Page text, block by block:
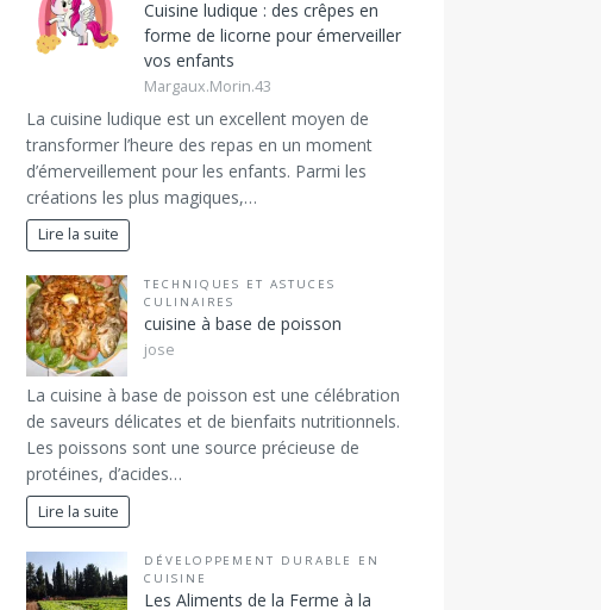
Cuisine ludique : des crêpes en
forme de licorne pour émerveiller
vos enfants
Margaux.Morin.43
La cuisine ludique est un excellent moyen de
transformer l’heure des repas en un moment
d’émerveillement pour les enfants. Parmi les
créations les plus magiques,…
Lire la suite
TECHNIQUES ET ASTUCES
CULINAIRES
cuisine à base de poisson
jose
La cuisine à base de poisson est une célébration
de saveurs délicates et de bienfaits nutritionnels.
Les poissons sont une source précieuse de
protéines, d’acides…
Lire la suite
DÉVELOPPEMENT DURABLE EN
CUISINE
Les Aliments de la Ferme à la